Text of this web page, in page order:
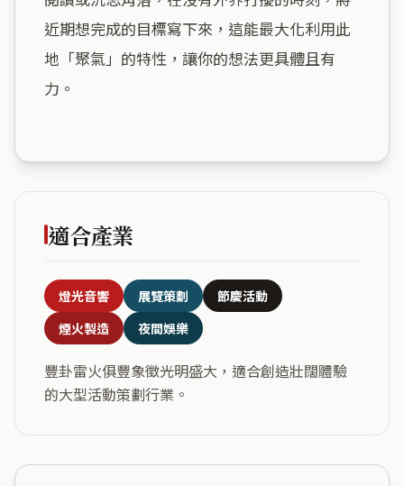
近期想完成的目標寫下來，這能最大化利用此
地「聚氣」的特性，讓你的想法更具體且有
力。
適合產業
燈光音響 展覽策劃
節慶活動
煙火製造
夜間娛樂
豐卦雷火俱豐象徵光明盛大，適合創造壯闊體驗
的大型活動策劃行業。